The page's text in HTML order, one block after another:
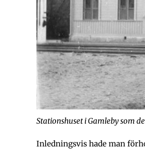
Stationshuset i Gamleby som
Inledningsvis hade man